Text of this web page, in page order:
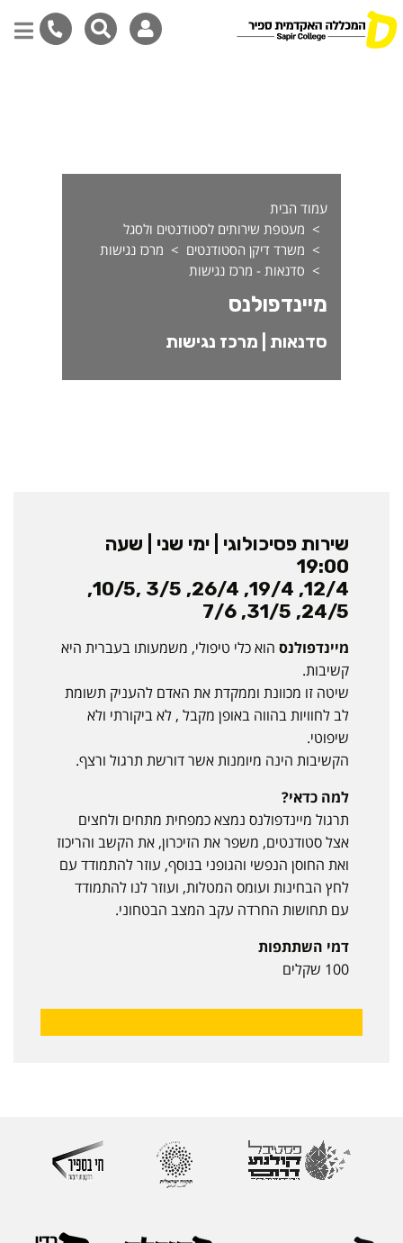
עמוד הבית
מעטפת שירותים לסטודנטים ולסגל
משרד דיקן הסטודנטים
מרכז נגישות
סדנאות - מרכז נגישות
מיינדפולנס
סדנאות | מרכז נגישות
שירות פסיכולוגי | ימי שני | שעה
19:00
12/4, 19/4, 26/4, 3/5 ,10/5,
24/5, 31/5, 7/6
מיינדפולנס הוא כלי טיפולי, משמעותו בעברית היא
קשיבות.
שיטה זו מכוונת וממקדת את האדם להעניק תשומת
לב לחוויות בהווה באופן מקבל , לא ביקורתי ולא
שיפוטי.
הקשיבות הינה מיומנות אשר דורשת תרגול ורצף.
למה כדאי?
תרגול מיינדפולנס נמצא כמפחית מתחים ולחצים
אצל סטודנטים, משפר את הזיכרון, את הקשב והריכוז
ואת החוסן הנפשי והגופני בנוסף, עוזר להתמודד עם
לחץ הבחינות ועומס המטלות, ועוזר לנו להתמודד
עם תחושות החרדה עקב המצב הבטחוני.
דמי השתתפות
100 שקלים